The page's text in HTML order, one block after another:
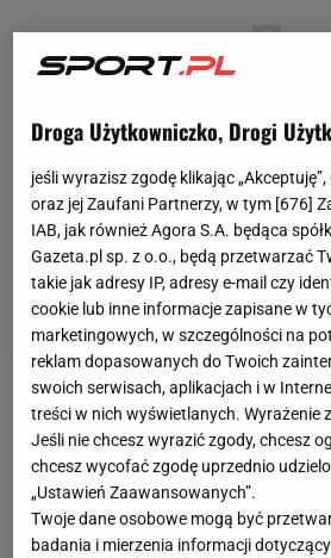
W 65. minucie spotkaniaFC
przeprowadzała jeden ze
podczas którego piłka trafiła do
Skrzydłowy duńskiego zespołu
skrzydłem boiska, a kiedy
Droga Użytkowniczko, Drogi
jeśli wyrazisz zgodę klikając
oraz jej Zaufani Partnerzy, w tym [676]
IAB, jak również Agora S.A. będąca
Gazeta.pl sp. z o.o., będą przetwarzać
takie jak adresy IP, adresy e-mail czy
cookie lub inne informacje zapisane w
marketingowych, w szczególności na
reklam dopasowanych do Twoich
swoich serwisach, aplikacjach i w
treści w nich wyświetlanych. Wyrażenie
Jeśli nie chcesz wyrazić zgody, chcesz
chcesz wycofać zgodę uprzednio
„Ustawień Zaawansowanych”.
Twoje dane osobowe mogą być
badania i mierzenia informacji